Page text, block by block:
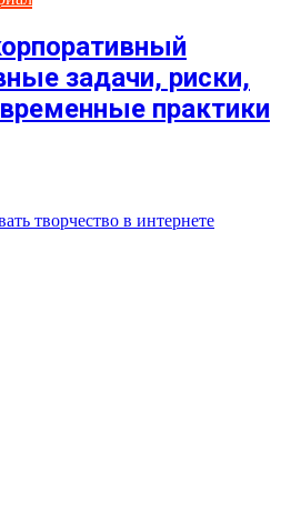
задачи, риски,
практики